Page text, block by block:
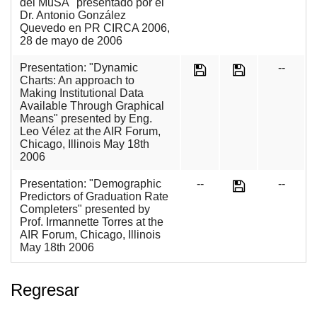
Dr. Antonio González
Quevedo en PR CIRCA 2006,
28 de mayo de 2006
Presentation: "Dynamic
Charts: An approach to
Making Institutional Data
Available Through Graphical
Means" presented by Eng.
Leo Vélez at the AIR Forum,
Chicago, Illinois May 18th
2006
--
Presentation: "Demographic
Predictors of Graduation Rate
Completers" presented by
Prof. Irmannette Torres at the
AIR Forum, Chicago, Illinois
May 18th 2006
-- --
Regresar